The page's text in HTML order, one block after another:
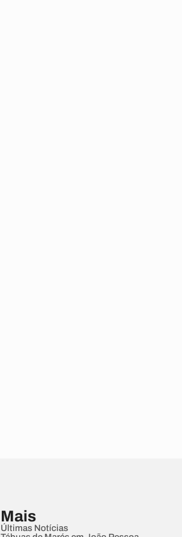
Mais
Últimas Notícias